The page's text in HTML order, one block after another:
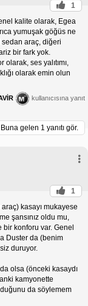
1
kalite olarak, Egea
yumuşak göğüs ne
sedan araç, diğeri
bir fark yok.
ses yalıtımı,
olarak emin olun
kullanıcısına yanıt
Buna gelen 1 yanıtı gör.
1
kasayı mukayese
şansınız oldu mu,
konforu var. Genel
Duster da (benim
duruyor.
olsa (önceki kasaydı
kamyonette
da söylemem